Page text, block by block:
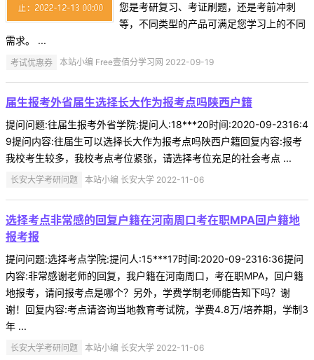
您是考研复习、考证刷题，还是考前冲刺
等，不同类型的产品可满足您学习上的不同
需求。 ...
考试优惠券 本站小编 Free壹佰分学习网 2022-09-19
届生报考外省届生选择长大作为报考点吗陕西户籍
提问问题:往届生报考外省学院:提问人:18***20时间:2020-09-2316:4
9提问内容:往届生可以选择长大作为报考点吗陕西户籍回复内容:报考
我校考生较多，我校考点考位紧张，请选择考位充足的社会考点 ...
长安大学考研问题 本站小编 长安大学 2022-11-06
选择考点非常感的回复户籍在河南周口考在职MPA回户籍地
报考报
提问问题:选择考点学院:提问人:15***17时间:2020-09-2316:36提问
内容:非常感谢老师的回复，我户籍在河南周口，考在职MPA，回户籍
地报考，请问报考点是哪个？另外，学费学制老师能告知下吗？谢
谢！回复内容:考点请咨询当地教育考试院，学费4.8万/培养期，学制3
年 ...
长安大学考研问题 本站小编 长安大学 2022-11-06